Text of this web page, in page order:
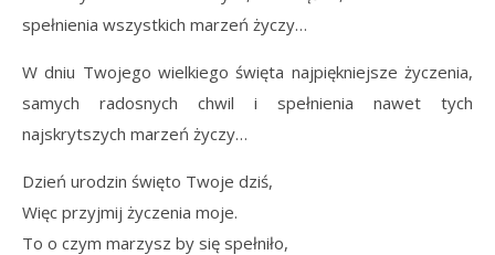
spełnienia wszystkich marzeń życzy…
W dniu Twojego wielkiego święta najpiękniejsze życzenia,
samych radosnych chwil i spełnienia nawet tych
najskrytszych marzeń życzy…
Dzień urodzin święto Twoje dziś,
Więc przyjmij życzenia moje.
To o czym marzysz by się spełniło,